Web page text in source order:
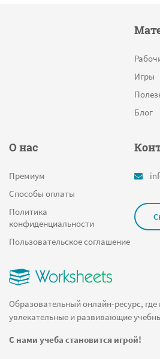
Образовательный онлайн-ресурс,
увлекательные и развивающие
С нами учеба становится игрой!
Игры
Блог
О нас
Премиум
Способы оплаты
Политика
конфиденциальности
Пользовательское соглашение